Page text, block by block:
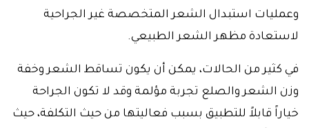
وعمليات استبدال الشعر المتخصصة غير الجراحية
لاستعادة مظهر الشعر الطبيعي.
في كثير من الحالات، يمكن أن يكون تساقط الشعر وخفة
وزن الشعر والصلع تجربة مؤلمة وقد لا تكون الجراحة
خياراً قابلاً للتطبيق بسبب فعاليتها من حيث التكلفة، حيث